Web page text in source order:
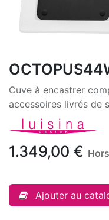
Cuve à encastrer
accessoires livrés de
1.349,00 €
Ajouter au